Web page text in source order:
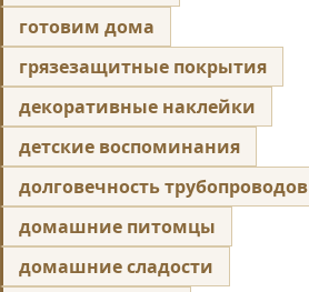
готовим дома
грязезащитные покрытия
декоративные наклейки
детские воспоминания
долговечность трубопроводов
домашние питомцы
домашние сладости